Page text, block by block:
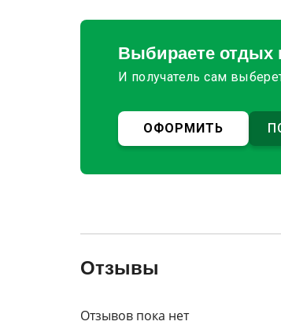
Выбираете отдых
И получатель сам
ОФОРМИТЬ
Отзывы
Отзывов пока нет